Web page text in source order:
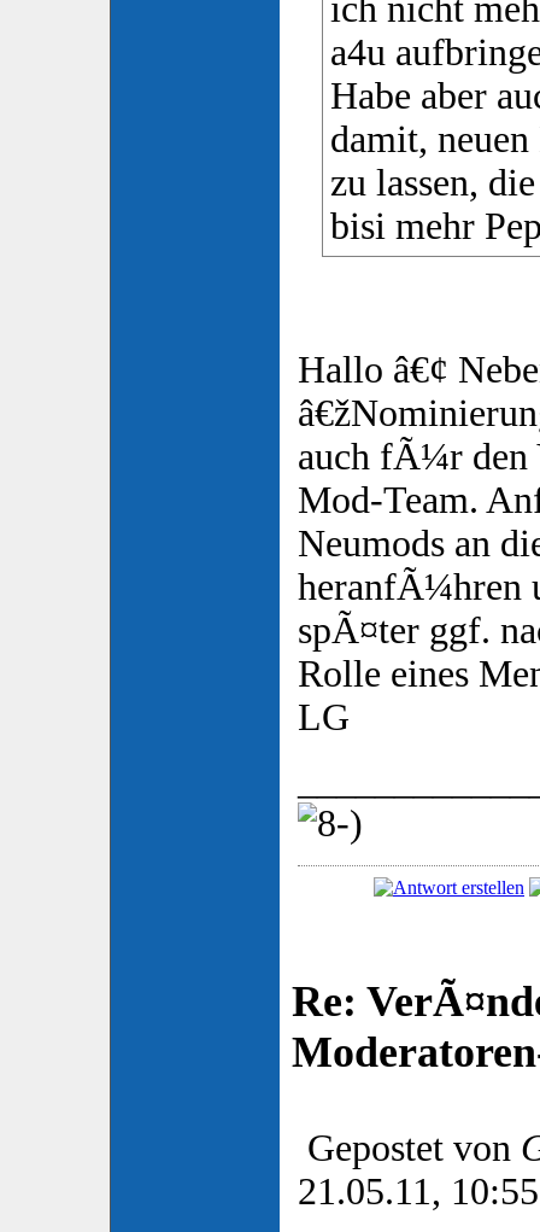
ich nicht
a4u
Habe aber
damit,
zu lassen,
bisi mehr
Hallo â€¢
auch fÃ¼r den
Mod-Team.
Neumods an
heranfÃ¼hren
spÃ¤ter ggf.
Rolle eines
LG
Re:
Gepostet von
21.05.11, 10:55